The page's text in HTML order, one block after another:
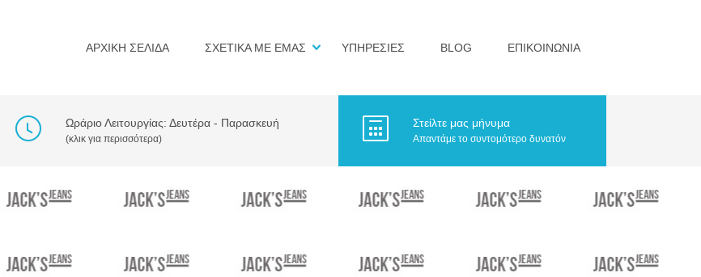
ΑΡΧΙΚΗ ΣΕΛΙΔΑ ΣΧΕΤΙΚΑ ΜΕ ΕΜΑΣ ΥΠΗΡΕΣΙΕΣ BLOG ΕΠΙΚΟΙΝΩΝΙΑ
Ωράριο Λειτουργίας: Δευτέρα - Παρασκευή
(κλικ για περισσότερα)
Στείλτε μας μήνυμα
Απαντάμε το συντομότερο δυνατόν